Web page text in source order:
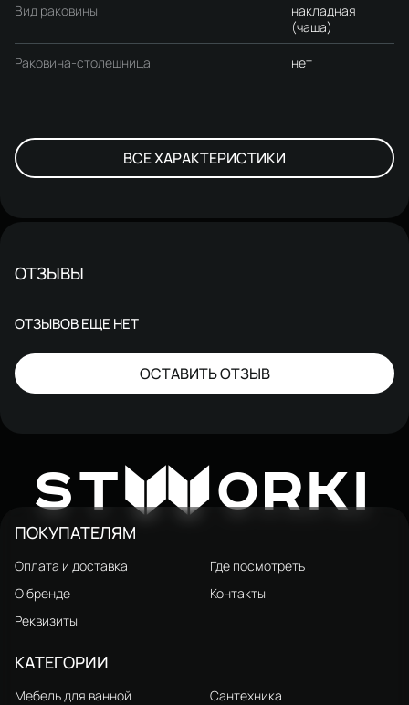
Вид раковины
накладная
(чаша)
Раковина-столешница нет
ВСЕ ХАРАКТЕРИСТИКИ
ОТЗЫВЫ
ОТЗЫВОВ ЕЩЕ НЕТ
ОСТАВИТЬ ОТЗЫВ
STW ORKI
ПОКУПАТЕЛЯМ
Оплата и доставка
Где посмотреть
О бренде
Контакты
Реквизиты
КАТЕГОРИИ
Мебель для ванной
Сантехника